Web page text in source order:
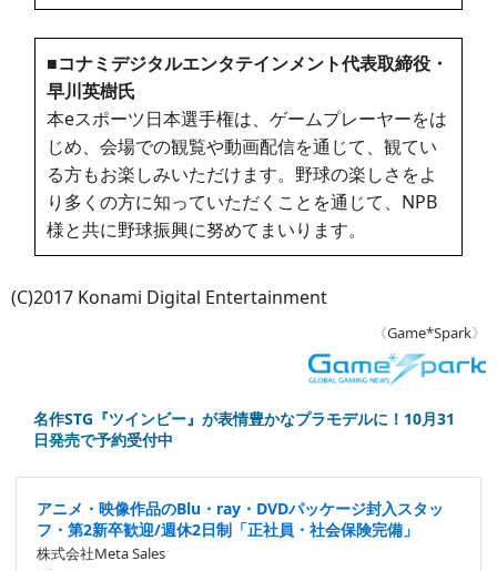
■コナミデジタルエンタテインメント代表取締役・
早川英樹氏
本eスポーツ日本選手権は、ゲームプレーヤーをは
じめ、会場での観覧や動画配信を通じて、観てい
る方もお楽しみいただけます。野球の楽しさをよ
り多くの方に知っていただくことを通じて、NPB
様と共に野球振興に努めてまいります。
(C)2017 Konami Digital Entertainment
《Game*Spark》
名作STG『ツインビー』が表情豊かなプラモデルに！10月31
日発売で予約受付中
アニメ・映像作品のBlu・ray・DVDパッケージ封入スタッ
フ・第2新卒歓迎/週休2日制「正社員・社会保険完備」
株式会社Meta Sales